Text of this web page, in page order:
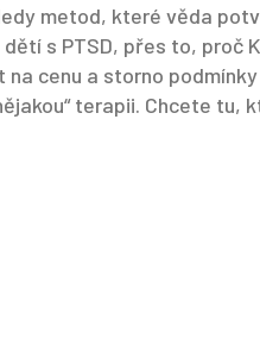
metod, které věda
s PTSD, přes to, proč
cenu a storno
terapii. Chcete tu,